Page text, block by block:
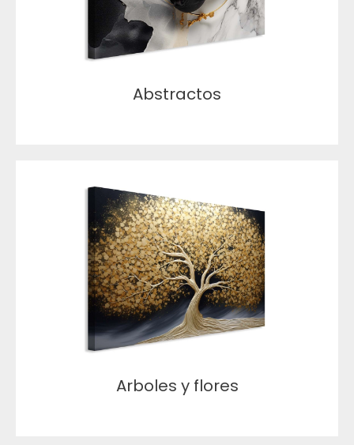
Abstractos
Arboles y flores